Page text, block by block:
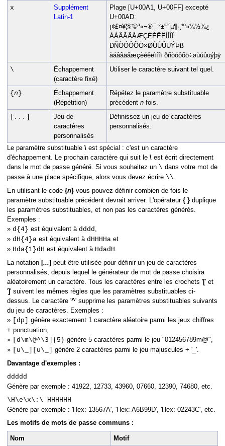
x
Supplément
Latin-1
Plage [U+00A1, U+00FF] excepté
U+00AD:
¡¢£¤¥¦§¨©ª«¬®¯ °±²³´µ¶·¸¹º»¼½¾¿
ÀÁÂÃÄÅÆÇÈÉÊËÌÍÎÏ
ÐÑÒÓÔÕÖ×ØÙÚÛÜÝÞß
àáâãäåæçèéêëìíîï ðñòóôõö÷øùúûüýþÿ
\
Échappement
(caractère fixé)
Utiliser le caractère suivant tel quel.
{ n }
Échappement
(Répétition)
Répétez le paramètre substituable
précédent n fois.
...
Jeu de
caractères
personnalisés
Définissez un jeu de caractères
personnalisés.
Le paramètre substituable \ est spécial : c'est un caractère
d'échappement. Le prochain caractère qui suit le \ est écrit directement
dans le mot de passe généré. Si vous souhaitez un \ dans votre mot de
passe à une place spécifique, alors vous devez écrire \\.
En utilisant le code {n} vous pouvez définir combien de fois le
paramètre substituable précédent devrait arriver. L'opérateur { } duplique
les paramètres substituables, et non pas les caractères générés.
Exemples :
» d{4} est équivalent à dddd,
» dH{4}a est équivalent à dHHHHa et
» Hda{1}dH est équivalent à HdadH.
La notation [...] peut être utilisée pour définir un jeu de caractères
personnalisés, depuis lequel le générateur de mot de passe choisira
aléatoirement un caractère. Tous les caractères entre les crochets '[' et
']' suivent les mêmes règles que les paramètres substituables ci-
dessus. Le caractère '^' supprime les paramètres substituables suivants
du jeu de caractères. Exemples :
»
[dp]
génère exactement 1 caractère aléatoire parmi les jeux chiffres
+ ponctuation,
»
[d\m\@^\3]{5} génère 5 caractères parmi le jeu "012456789m@",
»
[u\_][u\_]
génère 2 caractères parmi le jeu majuscules + '_'.
Davantage d'exemples :
ddddd
Génère par exemple : 41922, 12733, 43960, 07660, 12390, 74680, etc.
\H\e\x\:\ HHHHHH
Génère par exemple : 'Hex: 13567A', 'Hex: A6B99D', 'Hex: 02243C', etc.
Les motifs de mots de passe communs :
Nom
Motif